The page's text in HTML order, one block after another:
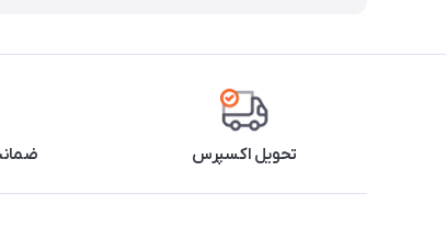
تحویل اکسپرس